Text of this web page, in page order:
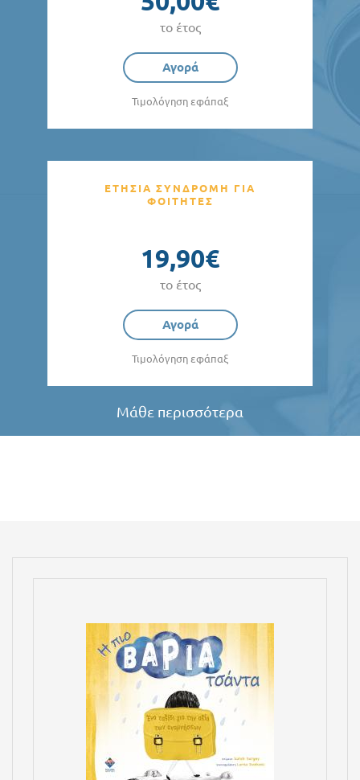
το έτος
Αγορά
Τιμολόγηση εφάπαξ
ΕΤΗΣΙΑ ΣΥΝΔΡΟΜΗ ΓΙΑ
ΦΟΙΤΗΤΕΣ
19,90€
το έτος
Αγορά
Τιμολόγηση εφάπαξ
Μάθε περισσότερα